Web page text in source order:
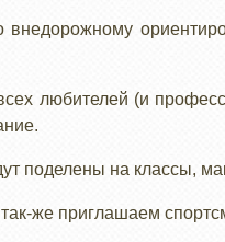
внедорожному
любителей (и
поделены на классы,
же приглашаем